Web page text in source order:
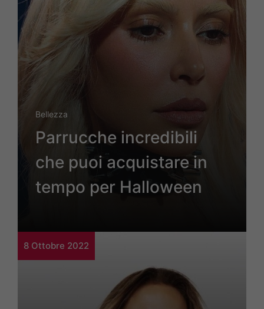
Bellezza
Parrucche incredibili
che puoi acquistare in
tempo per Halloween
8 Ottobre 2022